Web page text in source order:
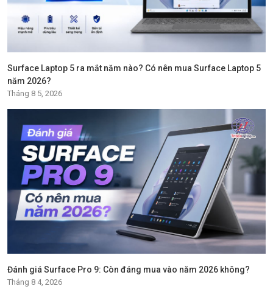
Surface Laptop 5 ra mắt năm nào? Có nên mua Surface Laptop 5
năm 2026?
Tháng 8 5, 2026
Đánh giá Surface Pro 9: Còn đáng mua vào năm 2026 không?
Tháng 8 4, 2026